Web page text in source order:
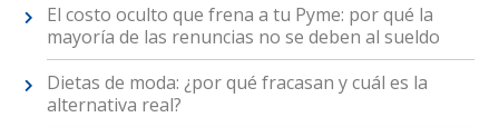
El costo oculto que frena a tu Pyme: por qué la
mayoría de las renuncias no se deben al sueldo
Dietas de moda: ¿por qué fracasan y cuál es la
alternativa real?